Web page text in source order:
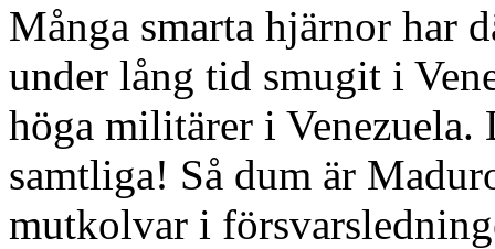
Många smarta hjärnor har
under lång tid smugit i
höga militärer i
samtliga! Så dum är
mutkolvar i